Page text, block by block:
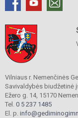
Vilniaus r. Nemenčinės
Savivaldybės biudžetinė
Ežero g. 14, 15170
Tel. 0 5 237 1485
El. p.